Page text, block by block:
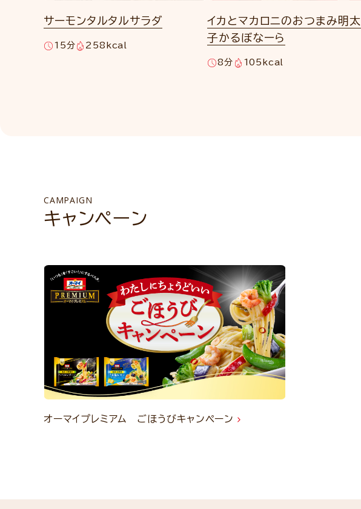
サーモンタルタルサラダ
15分 258kcal
イカとマカロニのおつまみ明太
子かるぼなーら
8分 105kcal
CAMPAIGN
キャンペーン
オーマイプレミアム ごほうびキャンペーン